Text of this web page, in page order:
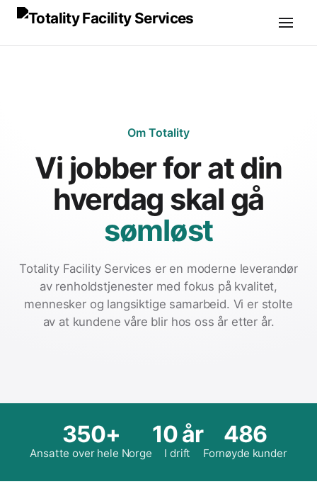
Om Totality
Vi jobber for at din
hverdag skal gå
sømløst
Totality Facility Services er en moderne leverandør
av renholdstjenester med fokus på kvalitet,
mennesker og langsiktige samarbeid. Vi er stolte
av at kundene våre blir hos oss år etter år.
350+
Ansatte over hele Norge
10 år
I drift
486
Fornøyde kunder